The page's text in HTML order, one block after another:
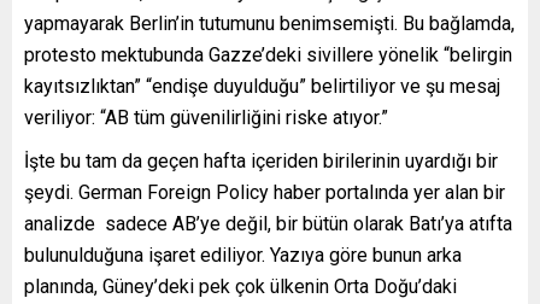
yapmayarak Berlin’in tutumunu benimsemişti. Bu bağlamda,
protesto mektubunda Gazze’deki sivillere yönelik “belirgin
kayıtsızlıktan” “endişe duyulduğu” belirtiliyor ve şu mesaj
veriliyor: “AB tüm güvenilirliğini riske atıyor.”
İşte bu tam da geçen hafta içeriden birilerinin uyardığı bir
şeydi. German Foreign Policy haber portalında yer alan bir
analizde sadece AB’ye değil, bir bütün olarak Batı’ya atıfta
bulunulduğuna işaret ediliyor. Yazıya göre bunun arka
planında, Güney’deki pek çok ülkenin Orta Doğu’daki